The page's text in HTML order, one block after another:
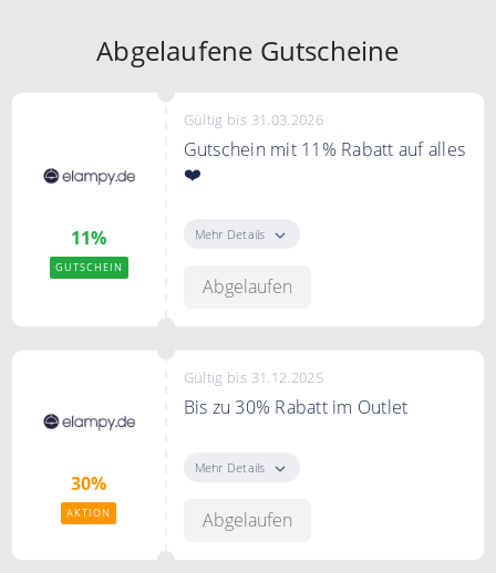
Abgelaufene Gutscheine
11%
GUTSCHEIN
Gültig bis 31.03.2026
Gutschein mit 11% Rabatt auf alles
❤️
Rabatt auf Ihre Bestellung bei
Mehr Details
Abgelaufen
30%
AKTION
Gültig bis 31.12.2025
Bis zu 30% Rabatt im Outlet
zumahome.de
Mehr Details
Abgelaufen